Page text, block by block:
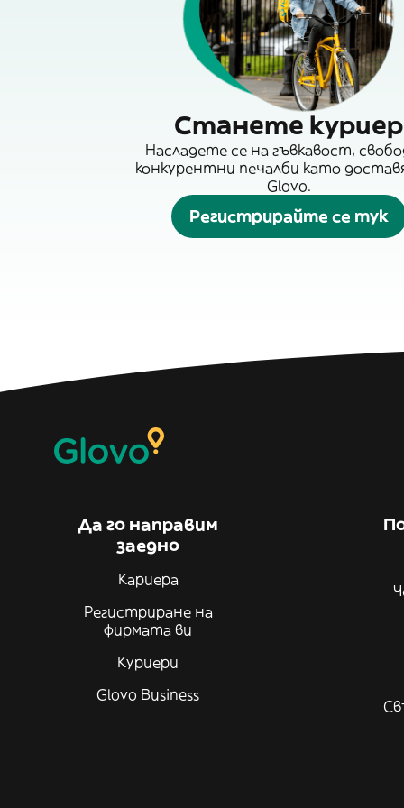
Станете куриер
Насладете се на гъвкавост,
конкурентни печалби като
Glovo.
Регистрирайте се тук
Да го направим
заедно
Кариера
Регистриране на
фирмата ви
Куриери
Glovo Business